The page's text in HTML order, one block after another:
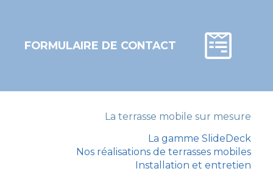
FORMULAIRE DE CONTACT
La terrasse mobile sur mesure
La gamme SlideDeck
Nos réalisations de terrasses mobiles
Installation et entretien